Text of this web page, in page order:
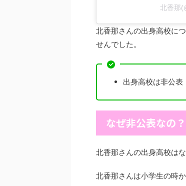
北香那
北香那さんの出身高校に
せんでした。
出身高校は非公表
なぜ非公表なの？
北香那さんの出身高校は
北香那さんは小学生の時